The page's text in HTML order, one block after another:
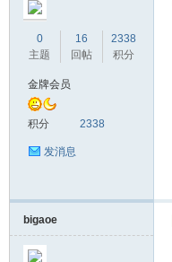
0
主题
16
回帖
2338
积分
金牌会员
积分 2338
发消息
bigaoe